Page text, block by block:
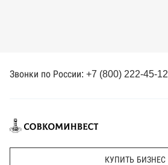
Звонки по России: +7 (800) 222-45-12
КУПИТЬ БИЗНЕС